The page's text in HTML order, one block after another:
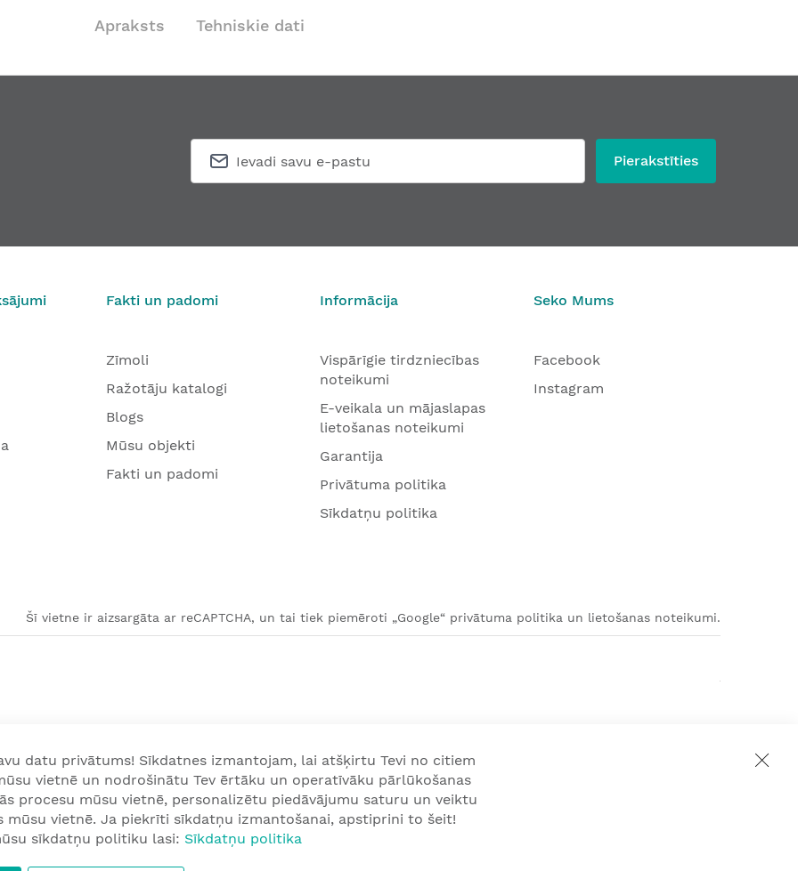
Apraksts Tehniskie dati
Pierakstīties
Fakti un padomi
Zīmoli
Ražotāju katalogi
Blogs
Mūsu objekti
Fakti un padomi
Informācija
Vispārīgie tirdzniecības
noteikumi
E-veikala un mājaslapas
lietošanas noteikumi
Garantija
Privātuma politika
Sīkdatņu politika
Seko Mums
Facebook
Instagram
Šī vietne ir aizsargāta ar reCAPTCHA, un tai tiek piemēroti „Google“ privātuma politika un lietošanas noteikumi.
datu privātums! Sīkdatnes izmantojam, lai atšķirtu Tevi no citiem
vietnē un nodrošinātu Tev ērtāku un operatīvāku pārlūkošanas
procesu mūsu vietnē, personalizētu piedāvājumu saturu un veiktu
mūsu vietnē. Ja piekrīti sīkdatņu izmantošanai, apstiprini to šeit!
sīkdatņu politiku lasi: Sīkdatņu politika